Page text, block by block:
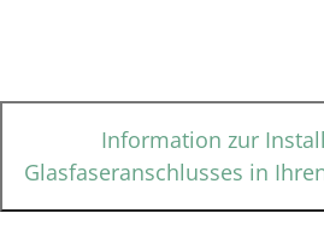
Information zur
Glasfaseranschlusses in